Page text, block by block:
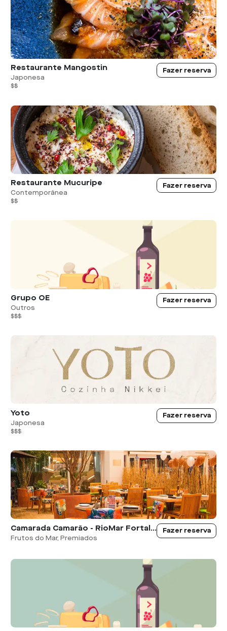
Restaurante Mangostin
Japonesa
$$
Fazer reserva
Restaurante Mucuripe
Contemporânea
$$
Fazer reserva
Grupo OE
Outros
$$$
Fazer reserva
Yoto
Japonesa
$$$
Fazer reserva
Camarada Camarão - RioMar Fortaleza
Frutos do Mar, Premiados
Fazer reserva